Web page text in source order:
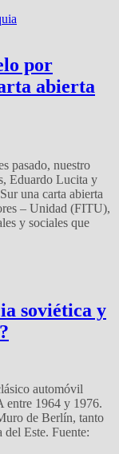
por
abierta
pasado, nuestro
Eduardo Lucita y
una carta abierta
– Unidad (FITU),
y sociales que
soviética y
automóvil
1964 y 1976.
de Berlín, tanto
del Este. Fuente: